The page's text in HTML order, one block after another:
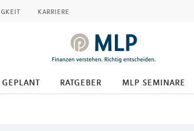
karriere
ratgeber mlp seminare